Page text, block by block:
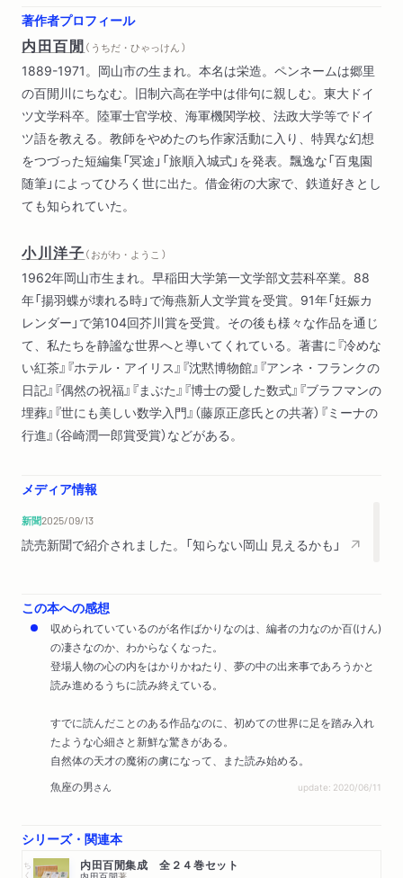
とおぼえ
布哇の弗
他生の縁
黄牛
長春香
梅雨韻
琥珀
爆撃調査団
桃太郎
消えた旋律
残夢三昧
編者あとがき
著作者プロフィール
内田百閒（ うちだ・ひゃっけん ）
1889-1971。岡山市の生まれ。本名は栄造。ペンネームは郷里
の百閒川にちなむ。旧制六高在学中は俳句に親しむ。東大ドイ
ツ文学科卒。陸軍士官学校、海軍機関学校、法政大学等でドイ
ツ語を教える。教師をやめたのち作家活動に入り、特異な幻想
をつづった短編集「冥途」「旅順入城式」を発表。飄逸な「百鬼園
随筆」によってひろく世に出た。借金術の大家で、鉄道好きとし
ても知られていた。
小川洋子（ おがわ・ようこ ）
1962年岡山市生まれ。早稲田大学第一文学部文芸科卒業。88
年「揚羽蝶が壊れる時」で海燕新人文学賞を受賞。91年「妊娠カ
レンダー」で第104回芥川賞を受賞。その後も様々な作品を通じ
て、私たちを静謐な世界へと導いてくれている。著書に『冷めな
い紅茶』『ホテル・アイリス』『沈黙博物館』『アンネ・フランクの
日記』『偶然の祝福』『まぶた』『博士の愛した数式』『ブラフマンの
埋葬』『世にも美しい数学入門』（藤原正彦氏との共著）『ミーナの
行進』（谷崎潤一郎賞受賞）などがある。
メディア情報
新聞2025/09/13
読売新聞で紹介されました。「知らない岡山 見えるかも」
この本への感想
収められていているのが名作ばかりなのは、編者の力なのか百(けん)
の凄さなのか、わからなくなった。
登場人物の心の内をはかりかねたり、夢の中の出来事であろうかと
読み進めるうちに読み終えている。
すでに読んだことのある作品なのに、初めての世界に足を踏み入れ
たような心細さと新鮮な驚きがある。
自然体の天才の魔術の虜になって、また読み始める。
魚座の男さん update: 2020/06/11
シリーズ・関連本
ちくま文庫 内田百閒集成 全２４巻セット